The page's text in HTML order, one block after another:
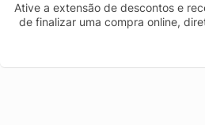
Ative a extensão de descontos e
de finalizar uma compra online,